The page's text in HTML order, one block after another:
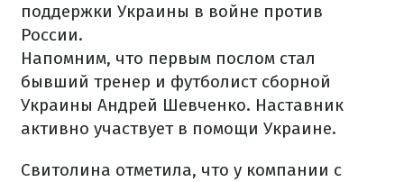
поддержки Украины в войне против
России.
Напомним, что первым послом стал
бывший тренер и футболист сборной
Украины Андрей Шевченко. Наставник
активно участвует в помощи Украине.
Свитолина отметила, что у компании с